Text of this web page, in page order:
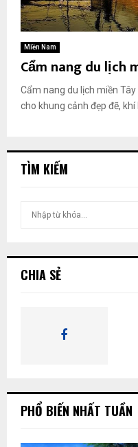
Miền Nam
Cẩm nang du lịch
Cẩm nang du lịch miền
cho khung cảnh đẹp đẽ, khí
TÌM KIẾM
ế
CHIA SẺ
PHỔ BIẾN NHẤT TUẦN